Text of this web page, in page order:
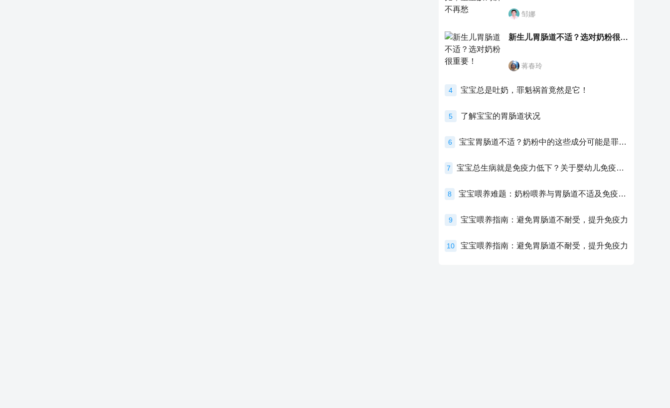
邹娜
新生儿胃肠道不适？选对奶粉很重要！
蒋春玲
4 宝宝总是吐奶，罪魁祸首竟然是它！
5 了解宝宝的胃肠道状况
6 宝宝胃肠道不适？奶粉中的这些成分可能是罪魁祸首！
7 宝宝总生病就是免疫力低下？关于婴幼儿免疫力的真相，家长必须了解！
8 宝宝喂养难题：奶粉喂养与胃肠道不适及免疫力提升的奥秘
9 宝宝喂养指南：避免胃肠道不耐受，提升免疫力
10 宝宝喂养指南：避免胃肠道不耐受，提升免疫力